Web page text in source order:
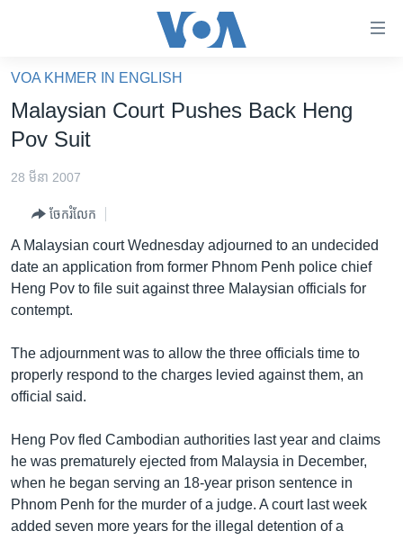
គេហទំព័រ​
ទាក់ទង
និង​
តែ​
ម្តង
រំលង​
និង​
ទៅ​
ទំព័រ​
រចនា
រំលង​
និង​
ចូល​
ទៅ​
កាន់​
អន្តរជាតិ
ហេឡូវីអូអេ
កម្ពុជាច្នៃប្រតិដ្ឋ
ព្រឹត្តិការណ៍ព័ត៌មាន
ទូរទស្សន៍ / វីដេអូ​
វិទ្យុ / ផតខាសថ៍
កម្មវិធីទាំងអស់
Khmer English
បណ្តាញ​សង្គម
VOA KHMER IN ENGLISH
Malaysian Court Pushes Back Heng
Pov Suit
28 មីនា 2007
ចែករំលែក
A Malaysian court Wednesday adjourned to an undecided
date an application from former Phnom Penh police chief
Heng Pov to file suit against three Malaysian officials for
contempt.
The adjournment was to allow the three officials time to
properly respond to the charges levied against them, an
official said.
Heng Pov fled Cambodian authorities last year and claims
he was prematurely ejected from Malaysia in December,
when he began serving an 18-year prison sentence in
Phnom Penh for the murder of a judge. A court last week
added seven more years for the illegal detention of a